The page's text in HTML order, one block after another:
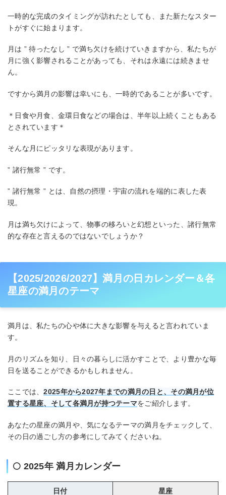
一時的な完成のタイミングが訪れたとしても、また新たなスター
トがすぐに始まります。
月は ” 待ったなし ” で満ち欠けを続けていきますから、私たちが
月に強く影響されることがあっても、それは永遠には続きませ
ん。
ですから満月の影響は幸いにも、一時的であることが多いです。
＊日食や月食、金環日食などの場合は、半年以上続くこともある
とされています＊
そんな月にピッタリな表現があります。
” 諸行無常 ” です。
” 諸行無常 ” とは、自然の摂理・宇宙の流れを端的に表した表
現。
月は満ち欠けによって、物事の移ろいと幻想といった、諸行無常
的な存在と言えるのではないでしょうか？
【2025/2026/2027】満月の日カレンダー＆各
星座の満月のテーマ
満月は、私たちの心や体に大きな影響を与えると言われていま
す。
月のリズムを知り、日々の暮らしに活かすことで、より豊かな毎
日を送ることができるかもしれません。
ここでは、2025年から2027年までの満月の日と、その満月が位
置する星座、そして各満月が持つテーマをご紹介します。
あなたの星座の満月や、気になるテーマの満月をチェックして、
その日の過ごし方の参考にしてみてくださいね。
🌕 2025年 満月カレンダー
日付 星座